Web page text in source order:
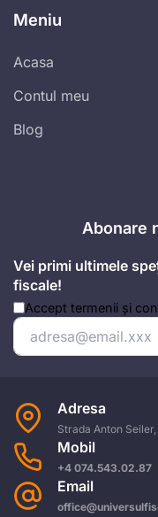
Meniu
Acasa
Contul meu
Blog
Abonare
Vei primi ultimele
fiscale!
Accept termenii și
Adresa
Strada Anton
Mobil
+4 074.543.02.87
Email